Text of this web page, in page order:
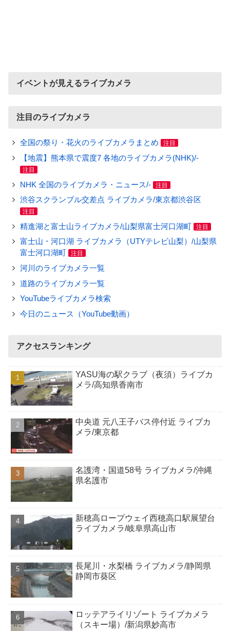
イベントが見えるライブカメラ
注目のライブカメラ
全国の祭り・花火のライブカメラまとめ 注目
【地震】熊本県で震度7 各地のライブカメラ(NHK)/-
注目
NHK 全国のライブカメラ・ニュース/- 注目
渋谷スクランブル交差点 ライブカメラ/東京都渋谷区
注目
精進湖と富士山ライブカメラ/山梨県富士河口湖町 注目
富士山・河口湖 ライブカメラ（UTYテレビ山梨）/山梨県
富士河口湖町
注目
河川のライブカメラ一覧
道路のライブカメラ一覧
YouTubeライブカメラ検索
今日のニュース（YouTube動画）
アクセスランキング
YASU海の駅クラブ（夜須）ライブカ
メラ/高知県香南市
中央道 元八王子バス停付近 ライブカ
メラ/東京都
名護湾・国道58号 ライブカメラ/沖縄
県名護市
新穂高ロープウェイ西穂高口駅展望台
ライブカメラ/岐阜県高山市
長尾川・水梨橋 ライブカメラ/静岡県
静岡市葵区
ロッテアライリゾート ライブカメラ
（スキー場）/新潟県妙高市